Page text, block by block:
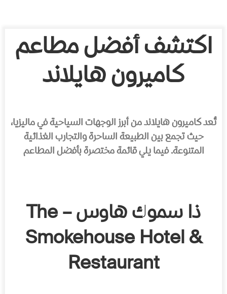
اكتشف أفضل مطاعم
كاميرون هايلاند
تُعد كاميرون هايلاند من أبرز الوجهات السياحية في ماليزيا،
حيث تجمع بين الطبيعة الساحرة والتجارب الغذائية
المتنوعة. فيما يلي قائمة مختصرة بأفضل المطاعم
ذا سموك هاوس – The
Smokehouse Hotel &
Restaurant